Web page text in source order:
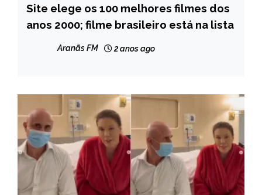
ENTRETENIMENTO
Site elege os 100 melhores filmes dos
anos 2000; filme brasileiro está na lista
Aranãs FM 2 anos ago